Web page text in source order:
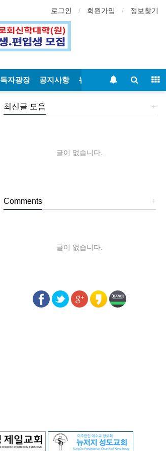
로그인 회원가입 정보찾기
독자광장 공지사항 뉴욕일보
+
최신글 모음
글이 없습니다.
+
Comments
글이 없습니다.